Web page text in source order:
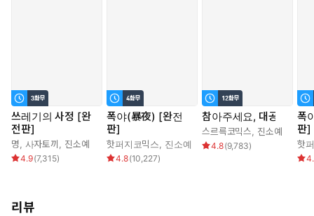
쓰레기의 사정 [완
전판]
명, 사자토끼, 진소예
4.9(7,315)
폭야(暴夜) [완전
판]
핫퍼지코믹스, 진소예
4.8(10,227)
참아주세요, 대공
스르륵코믹스, 진소예
4.8(9,783)
폭
판]
핫
리뷰